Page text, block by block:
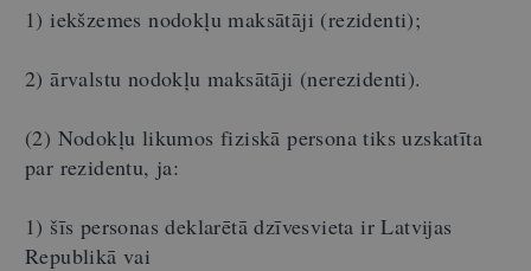
1) iekšzemes nodokļu maksātāji (rezidenti);
2) ārvalstu nodokļu maksātāji (nerezidenti).
(2) Nodokļu likumos fiziskā persona tiks uzskatīta
par rezidentu, ja:
1) šīs personas deklarētā dzīvesvieta ir Latvijas
Republikā vai